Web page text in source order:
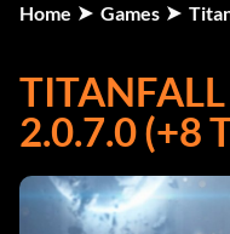
Home Games
2.0.7.0 (+8